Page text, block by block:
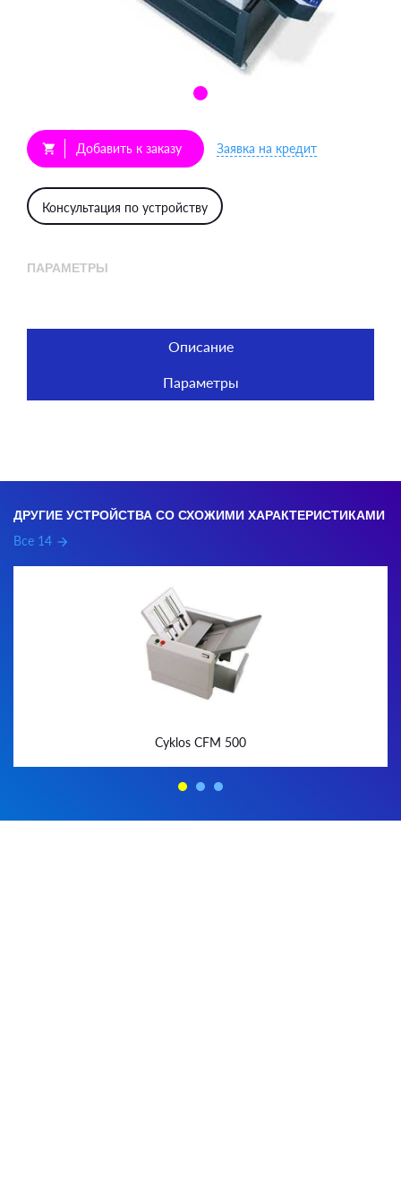
Описание
Параметры
shopping_cart Добавить к заказу Заявка на кредит
Консультация по устройству
ПАРАМЕТРЫ
ДРУГИЕ УСТРОЙСТВА СО СХОЖИМИ ХАРАКТЕРИСТИКАМИ
Все 14 arrow_forward
Cyklos CFM 500